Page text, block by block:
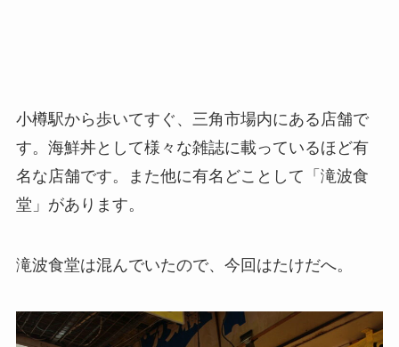
小樽駅から歩いてすぐ、三角市場内にある店舗で
す。海鮮丼として様々な雑誌に載っているほど有
名な店舗です。また他に有名どことして「滝波食
堂」があります。
滝波食堂は混んでいたので、今回はたけだへ。